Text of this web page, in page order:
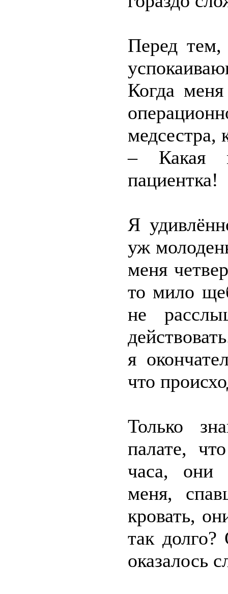
Перед тем,
Когда
медсестра,
– Какая
пациентка!
Я
уж
меня
то мило
не
я
что
Только
палате,
часа, они
меня,
кровать,
так
оказалось